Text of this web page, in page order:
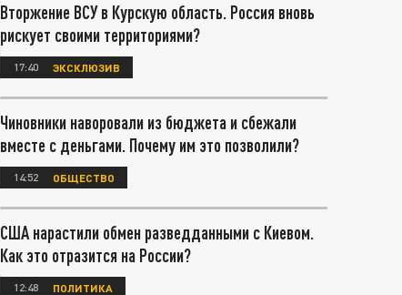
Вторжение ВСУ в Курскую область. Россия вновь
рискует своими территориями?
17:40 ЭКСКЛЮЗИВ
Чиновники наворовали из бюджета и сбежали
вместе с деньгами. Почему им это позволили?
14:52 ОБЩЕСТВО
США нарастили обмен разведданными с Киевом.
Как это отразится на России?
12:48 ПОЛИТИКА